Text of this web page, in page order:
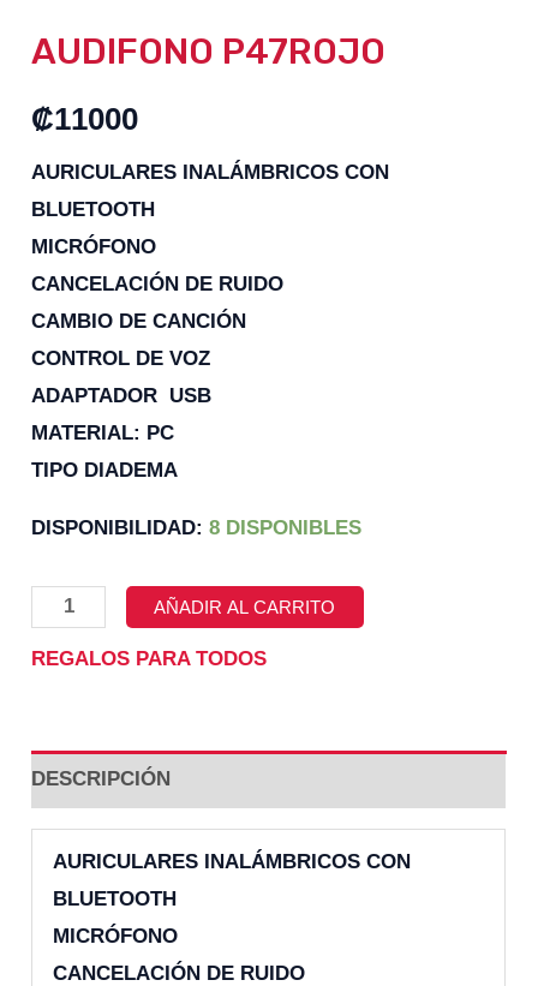
AUDIFONO P47ROJO
₡11000
AURICULARES INALÁMBRICOS CON
BLUETOOTH
MICRÓFONO
CANCELACIÓN DE RUIDO
CAMBIO DE CANCIÓN
CONTROL DE VOZ
ADAPTADOR USB
MATERIAL: PC
TIPO DIADEMA
DISPONIBILIDAD: 8 DISPONIBLES
AUDIFONO
AÑADIR AL CARRITO
REGALOS PARA TODOS
DESCRIPCIÓN
AURICULARES INALÁMBRICOS CON
BLUETOOTH
MICRÓFONO
CANCELACIÓN DE RUIDO